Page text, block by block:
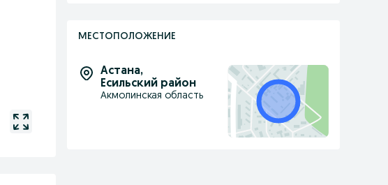
МЕСТОПОЛОЖЕНИЕ
Астана,
Есильский район
Акмолинская область